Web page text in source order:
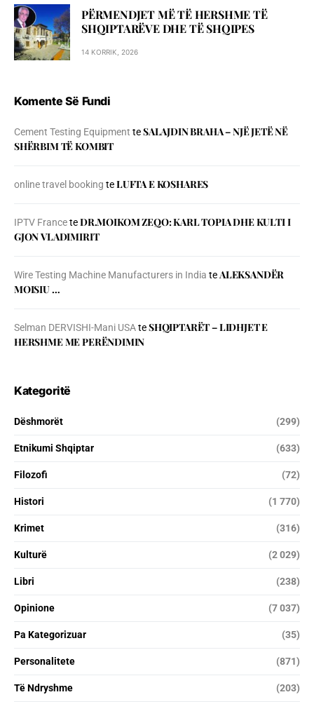
PËRMENDJET MË TË HERSHME TË
SHQIPTARËVE DHE TË SHQIPES
14 KORRIK, 2026
Komente Së Fundi
Cement Testing Equipment teSALAJDIN BRAHA – NJЁ JETЁ NЁ
SHЁRBIM TЁ KOMBIT
online travel booking teLUFTA E KOSHARES
IPTV FranceteDR.MOIKOM ZEQO: KARL TOPIA DHE KULTI I
GJON VLADIMIRIT
Wire Testing Machine Manufacturers in India teALEKSANDËR
MOISIU …
Selman DERVISHI-Mani USAteSHQIPTARËT – LIDHJET E
HERSHME ME PERËNDIMIN
Kategoritë
Dëshmorët (299)
Etnikumi Shqiptar (633)
Filozofi (72)
Histori (1 770)
Krimet (316)
Kulturë (2 029)
Libri (238)
Opinione (7 037)
Pa Kategorizuar (35)
Personalitete (871)
Të Ndryshme (203)